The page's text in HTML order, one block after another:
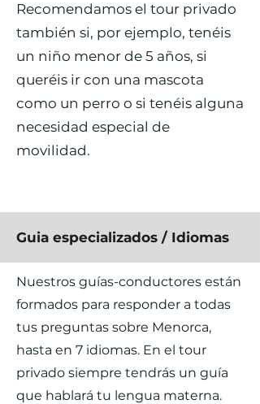
Recomendamos el tour privado
también si, por ejemplo, tenéis
un niño menor de 5 años, si
queréis ir con una mascota
como un perro o si tenéis alguna
necesidad especial de
movilidad.
Guia especializados / Idiomas
Nuestros guías-conductores están
formados para responder a todas
tus preguntas sobre Menorca,
hasta en 7 idiomas. En el tour
privado siempre tendrás un guía
que hablará tu lengua materna.